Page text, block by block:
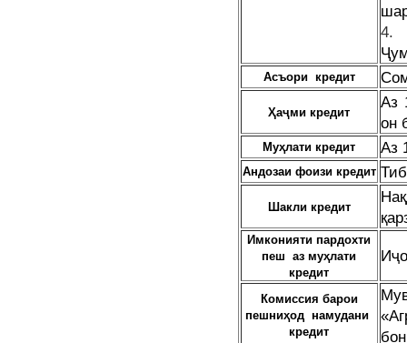
Асъори кредит
Ҳаҷми кредит
Аз
он
Муҳлати кредит Аз
Андозаи фоизи кредит
Шакли кредит
Имконияти пардохти
пеш аз муҳлати
кредит
Комиссия барои
пешниҳод намудани
кредит